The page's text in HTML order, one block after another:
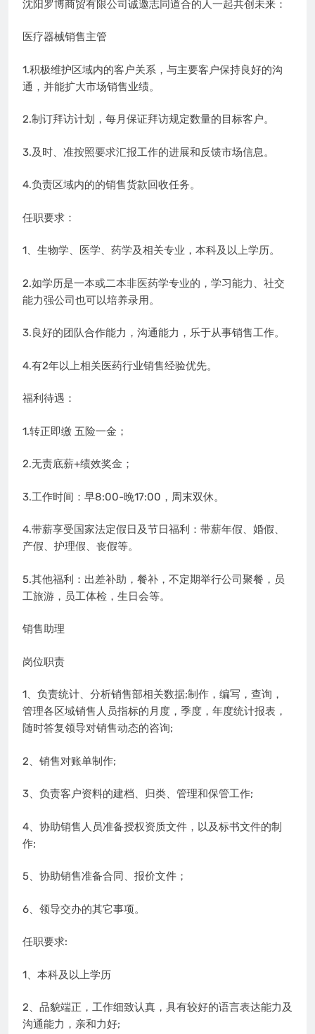
沈阳罗博商贸有限公司诚邀志同道合的人一起共创未来：
医疗器械销售主管
1.积极维护区域内的客户关系，与主要客户保持良好的沟
通，并能扩大市场销售业绩。
2.制订拜访计划，每月保证拜访规定数量的目标客户。
3.及时、准按照要求汇报工作的进展和反馈市场信息。
4.负责区域内的的销售货款回收任务。
任职要求：
1、生物学、医学、药学及相关专业，本科及以上学历。
2.如学历是一本或二本非医药学专业的，学习能力、社交
能力强公司也可以培养录用。
3.良好的团队合作能力，沟通能力，乐于从事销售工作。
4.有2年以上相关医药行业销售经验优先。
福利待遇：
1.转正即缴 五险一金；
2.无责底薪+绩效奖金；
3.工作时间：早8:00-晚17:00，周末双休。
4.带薪享受国家法定假日及节日福利：带薪年假、婚假、
产假、护理假、丧假等。
5.其他福利：出差补助，餐补，不定期举行公司聚餐，员
工旅游，员工体检，生日会等。
销售助理
岗位职责
1、负责统计、分析销售部相关数据;制作，编写，查询，
管理各区域销售人员指标的月度，季度，年度统计报表，
随时答复领导对销售动态的咨询;
2、销售对账单制作;
3、负责客户资料的建档、归类、管理和保管工作;
4、协助销售人员准备授权资质文件，以及标书文件的制
作;
5、协助销售准备合同、报价文件；
6、领导交办的其它事项。
任职要求:
1、本科及以上学历
2、品貌端正，工作细致认真，具有较好的语言表达能力及
沟通能力，亲和力好;